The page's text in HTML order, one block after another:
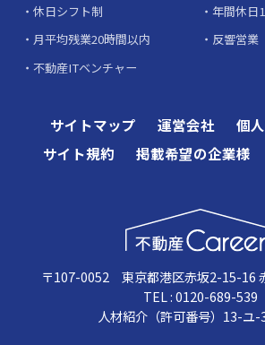
休日シフト制
年間休日
月平均残業20時間以内
反響営業
不動産ITベンチャー
サイトマップ 運営会社
個
サイト規約
掲載希望の企業様
〒107-0052 東京都港区赤坂2-15-16
TEL : 0120-689-539
人材紹介（許可番号）13-ユ-